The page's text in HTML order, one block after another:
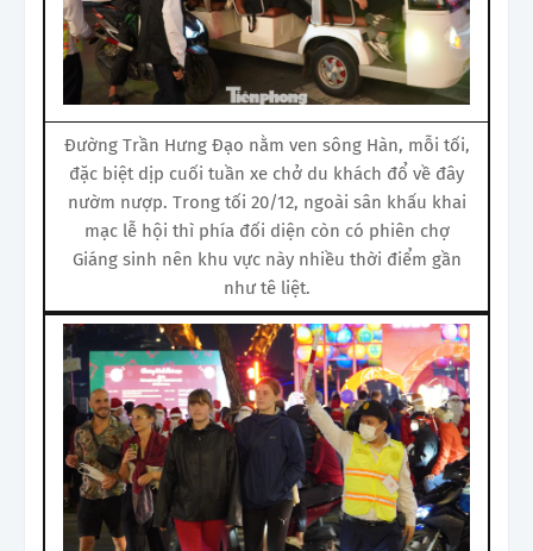
Đường Trần Hưng Đạo nằm ven sông Hàn, mỗi tối,
đặc biệt dịp cuối tuần xe chở du khách đổ về đây
nườm nượp. Trong tối 20/12, ngoài sân khấu khai
mạc lễ hội thì phía đối diện còn có phiên chợ
Giáng sinh nên khu vực này nhiều thời điểm gần
như tê liệt.